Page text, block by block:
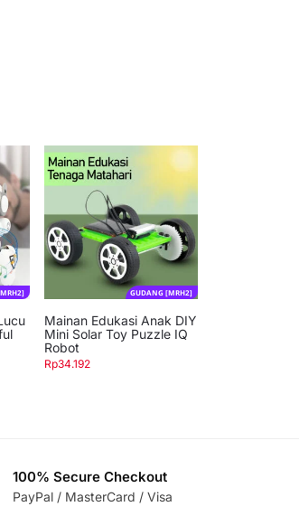
GUDANG [MRH2]
Mainan Edukasi Anak DIY
Mini Solar Toy Puzzle IQ
Robot
Rp34.192
100% Secure Checkout
PayPal / MasterCard / Visa